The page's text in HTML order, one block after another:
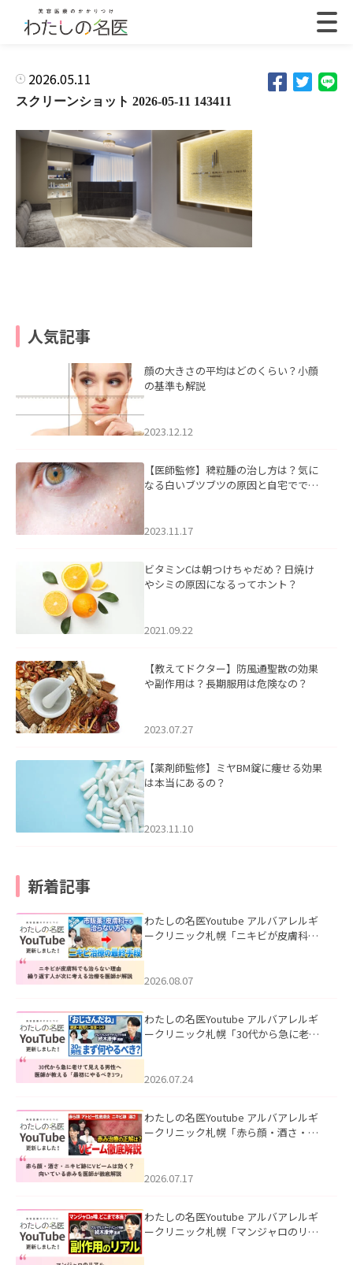
2026.05.11
スクリーンショット 2026-05-11 143411
人気記事
顔の大きさの平均はどのくらい？小顔
の基準も解説
2023.12.12
【医師監修】稗粒腫の治し方は？気に
なる白いブツブツの原因と自宅ででき
2023.11.17
ビタミンCは朝つけちゃだめ？日焼け
やシミの原因になるってホント？
2021.09.22
【教えてドクター】防風通聖散の効果
や副作用は？長期服用は危険なの？
2023.07.27
【薬剤師監修】ミヤBM錠に痩せる効果
は本当にあるの？
2023.11.10
新着記事
わたしの名医Youtube アルバアレルギ
ークリニック札幌「ニキビが皮膚科で
ました。
2026.08.07
わたしの名医Youtube アルバアレルギ
ークリニック札幌「30代から急に老け
た。
2026.07.24
わたしの名医Youtube アルバアレルギ
ークリニック札幌「赤ら顔・酒さ・ニ
した。
2026.07.17
わたしの名医Youtube アルバアレルギ
ークリニック札幌「マンジャロのリア